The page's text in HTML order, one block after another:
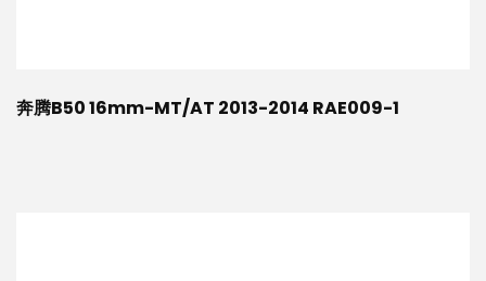
奔腾B50 16mm-MT/AT 2013-2014 RAE009-1